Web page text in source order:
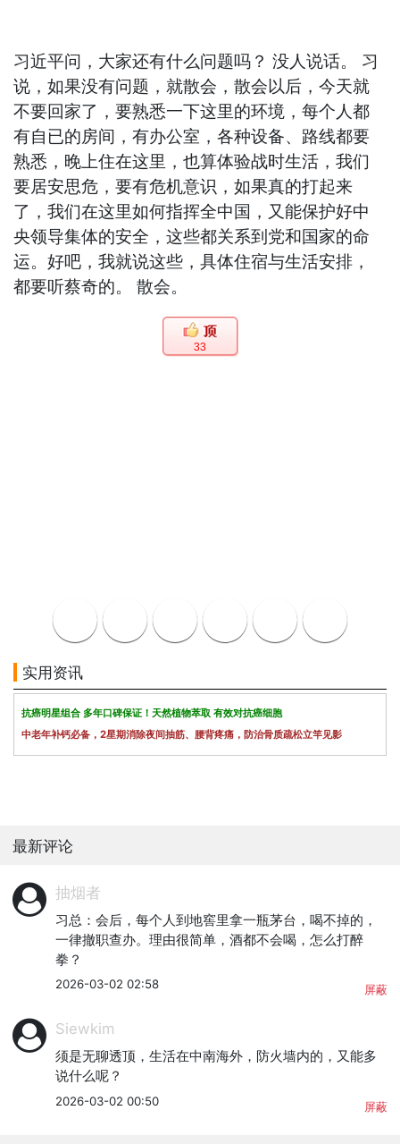
习近平问，大家还有什么问题吗？ 没人说话。 习
说，如果没有问题，就散会，散会以后，今天就
不要回家了，要熟悉一下这里的环境，每个人都
有自已的房间，有办公室，各种设备、路线都要
熟悉，晚上住在这里，也算体验战时生活，我们
要居安思危，要有危机意识，如果真的打起来
了，我们在这里如何指挥全中国，又能保护好中
央领导集体的安全，这些都关系到党和国家的命
运。好吧，我就说这些，具体住宿与生活安排，
都要听蔡奇的。 散会。
33
实用资讯
抗癌明星组合 多年口碑保证！天然植物萃取 有效对抗癌细胞
中老年补钙必备，2星期消除夜间抽筋、腰背疼痛，防治骨质疏松立竿见影
最新评论
抽烟者
习总：会后，每个人到地窖里拿一瓶茅台，喝不掉的，
一律撤职查办。理由很简单，酒都不会喝，怎么打醉
拳？
2026-03-02 02:58 屏蔽
Siewkim
须是无聊透顶，生活在中南海外，防火墙内的，又能多
说什么呢？
2026-03-02 00:50 屏蔽